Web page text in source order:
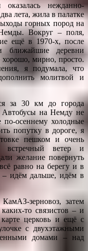
нежданно-
лета, жила в палатке
горных пород на
Вокруг – поля,
ещё в 1970-х, после
ближайшие деревни
мирно, просто.
я подумала, что
молитвой и
за 30 км до города
на Немду не
осеннему холодные
попутку в дороге, я
пешком и очень
ветер и
желание повернуть
равно на берегу и в
– идём дальше, идём в
зерновоз, затем
то связистов – и
церковь и ещё с
с двухэтажными
домами – над